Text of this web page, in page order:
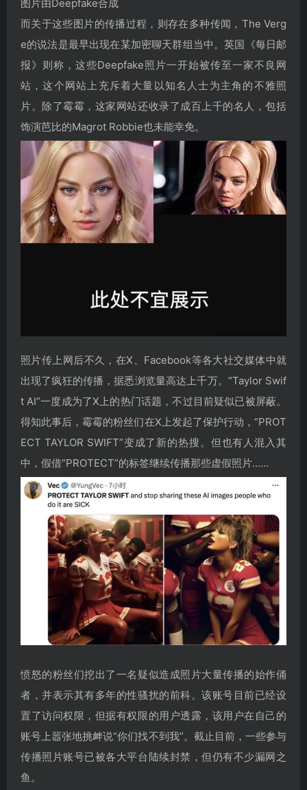
图片由Deepfake合成
而关于这些图片的传播过程，则存在多种传闻，The Verg
e的说法是最早出现在某加密聊天群组当中。英国《每日邮
报》则称，这些Deepfake照片一开始被传至一家不良网
站，这个网站上充斥着大量以知名人士为主角的不雅照
片。除了霉霉，这家网站还收录了成百上千的名人，包括
饰演芭比的Magrot Robbie也未能幸免。
照片传上网后不久，在X、Facebook等各大社交媒体中就
出现了疯狂的传播，据悉浏览量高达上千万。“Taylor Swif
t AI”一度成为了X上的热门话题，不过目前疑似已被屏蔽。
得知此事后，霉霉的粉丝们在X上发起了保护行动，“PROT
ECT TAYLOR SWIFT”变成了新的热搜。但也有人混入其
中，假借“PROTECT”的标签继续传播那些虚假照片……
愤怒的粉丝们挖出了一名疑似造成照片大量传播的始作俑
者，并表示其有多年的性骚扰的前科。该账号目前已经设
置了访问权限，但据有权限的用户透露，该用户在自己的
账号上嚣张地挑衅说“你们找不到我”。截止目前，一些参与
传播照片账号已被各大平台陆续封禁，但仍有不少漏网之
鱼。